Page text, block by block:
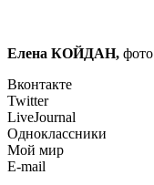
Елена КОЙДАН,
Вконтакте
Twitter
LiveJournal
Одноклассники
Мой мир
E-mail